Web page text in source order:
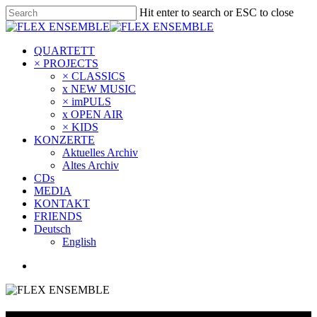
Hit enter to search or ESC to close
QUARTETT
× PROJECTS
× CLASSICS
x NEW MUSIC
× imPULS
x OPEN AIR
× KIDS
KONZERTE
Aktuelles Archiv
Altes Archiv
CDs
MEDIA
KONTAKT
FRIENDS
Deutsch
English